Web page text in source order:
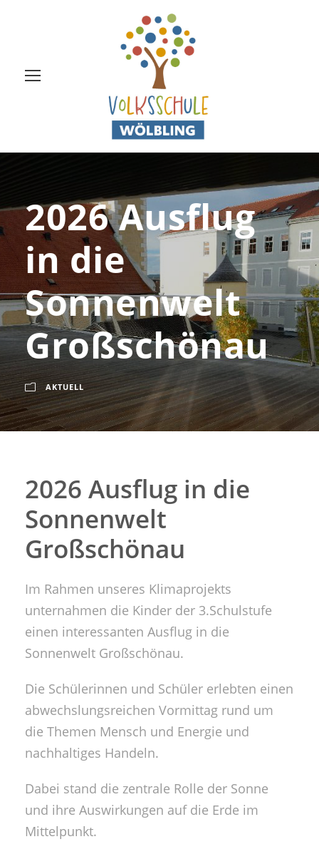
2026 Ausflug
in die
Sonnenwelt
Großschönau
AKTUELL
2026 Ausflug in die
Sonnenwelt
Großschönau
Im Rahmen unseres Klimaprojekts
unternahmen die Kinder der 3.Schulstufe
einen interessanten Ausflug in die
Sonnenwelt Großschönau.
Die Schülerinnen und Schüler erlebten einen
abwechslungsreichen Vormittag rund um
die Themen Mensch und Energie und
nachhaltiges Handeln.
Dabei stand die zentrale Rolle der Sonne
und ihre Auswirkungen auf die Erde im
Mittelpunkt.